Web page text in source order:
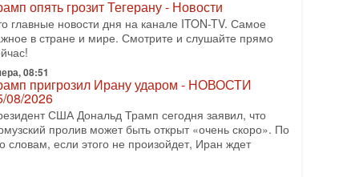
ХАМАСа и других вооруженных
в
07-2026, 17:59
доведет Трампа до крайних мер? Разбор и
от военного обозревателя Давида Шарпа
вокруг противостояния Ирана и США
с каждым днем. Почему Трамп в самый
момент отменил решение о нанесении
ударов
07-2026, 16:54
опять грозит Тегерану - Новости
главные новости дня на канале ITON-TV. Самое
в стране и мире. Смотрите и слушайте прямо
08:51
пригрозил Ирану ударом - НОВОСТИ
08/2026
США Дональд Трамп сегодня заявил, что
пролив может быть открыт «очень скоро». По
словам, если этого не произойдет, Иран ждет